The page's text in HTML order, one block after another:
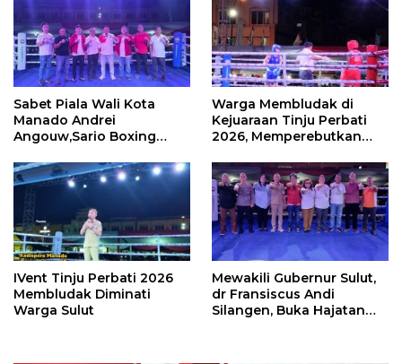
Sabet Piala Wali Kota
Manado Andrei
Angouw,Sario Boxing
Perbati 2026
Warga Membludak di
Kejuaraan Tinju Perbati
2026, Memperebutkan
IVent Tinju Perbati 2026
Membludak Diminati
Warga Sulut
Mewakili Gubernur Sulut,
dr Fransiscus Andi
Silangen, Buka Hajatan